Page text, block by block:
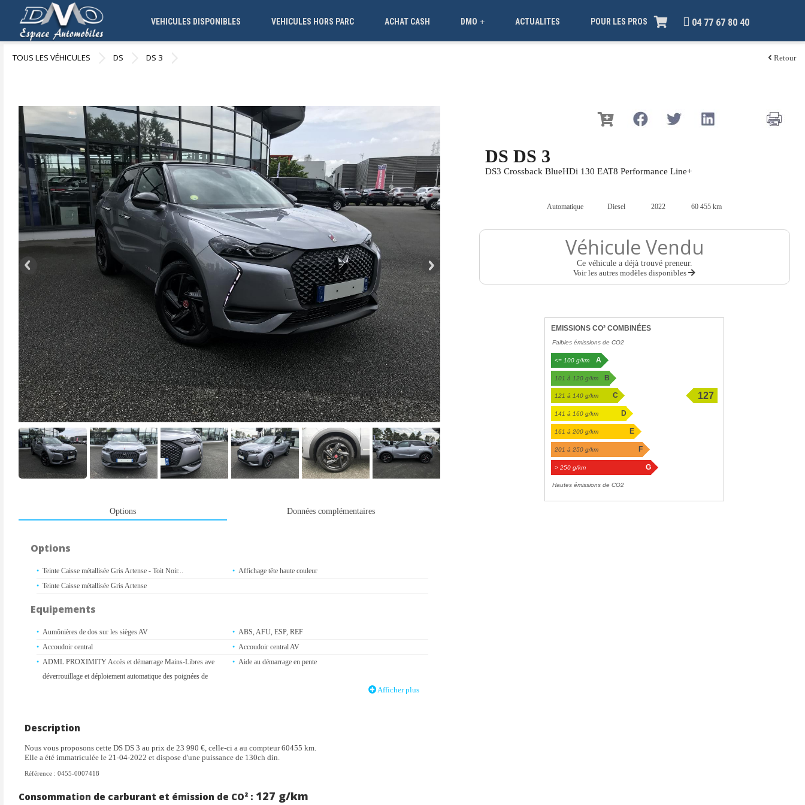
VEHICULES DISPONIBLES VEHICULES HORS PARC ACHAT CASH +
DMO ACTUALITES POUR LES PROS 04 77 67 80 40
TOUS LES VÉHICULES DS DS 3 Retour
Options Données complémentaires
Options
Teinte Caisse métallisée Gris Artense - Toit Noir...
Affichage tête haute couleur
Teinte Caisse métallisée Gris Artense
Equipements
Aumônières de dos sur les sièges AV
ABS, AFU, ESP, REF
Accoudoir central
Accoudoir central AV
ADML PROXIMITY Accès et démarrage Mains-Libres ave
déverrouillage et déploiement automatique des poignées de
Aide au démarrage en pente
Airbags latéraux de type "thorax" aux places AV et AR
Alerte de franchissement involontaire de ligne
Alerte de survitesse
Allumage automatique des feux de détresse en cas de forte
Antenne radio invisible
Appuis-tête aux sièges conducteur et passager
Afficher plus
Description
Nous vous proposons cette DS DS 3 au prix de 23 990 €, celle-ci a au compteur 60455 km.
Elle a été immatriculée le 21-04-2022 et dispose d'une puissance de 130ch din.
Référence : 0455-0007418
Consommation de carburant et émission de CO² : 127 g/km
DS DS 3
DS3 Crossback BlueHDi 130 EAT8 Performance Line+
Automatique Diesel 2022 60 455 km
Véhicule Vendu
Ce véhicule a déjà trouvé preneur.
Voir les autres modèles disponibles
EMISSIONS CO² COMBINÉES
Faibles émissions de CO2
<= 100 g/km A
101 à 120 g/km B
121 à 140 g/km C
127
141 à 160 g/km D
161 à 200 g/km E
201 à 250 g/km F
> 250 g/km G
Hautes émissions de CO2